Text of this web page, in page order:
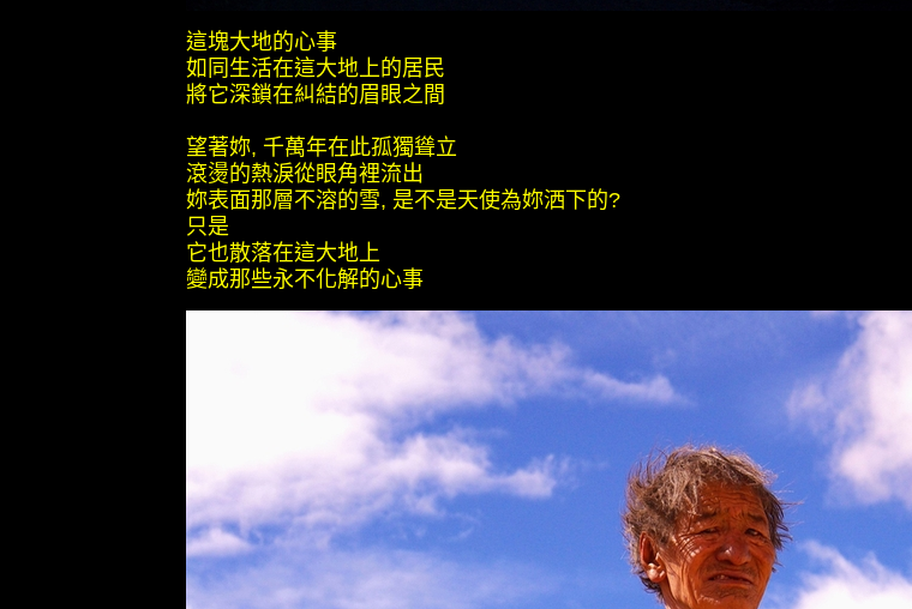
這塊大地的心事
如同生活在這大地上的居民
將它深鎖在糾結的眉眼之間
望著妳, 千萬年在此孤獨聳立
滾燙的熱淚從眼角裡流出
妳表面那層不溶的雪, 是不是天使為妳洒下的?
只是
它也散落在這大地上
變成那些永不化解的心事